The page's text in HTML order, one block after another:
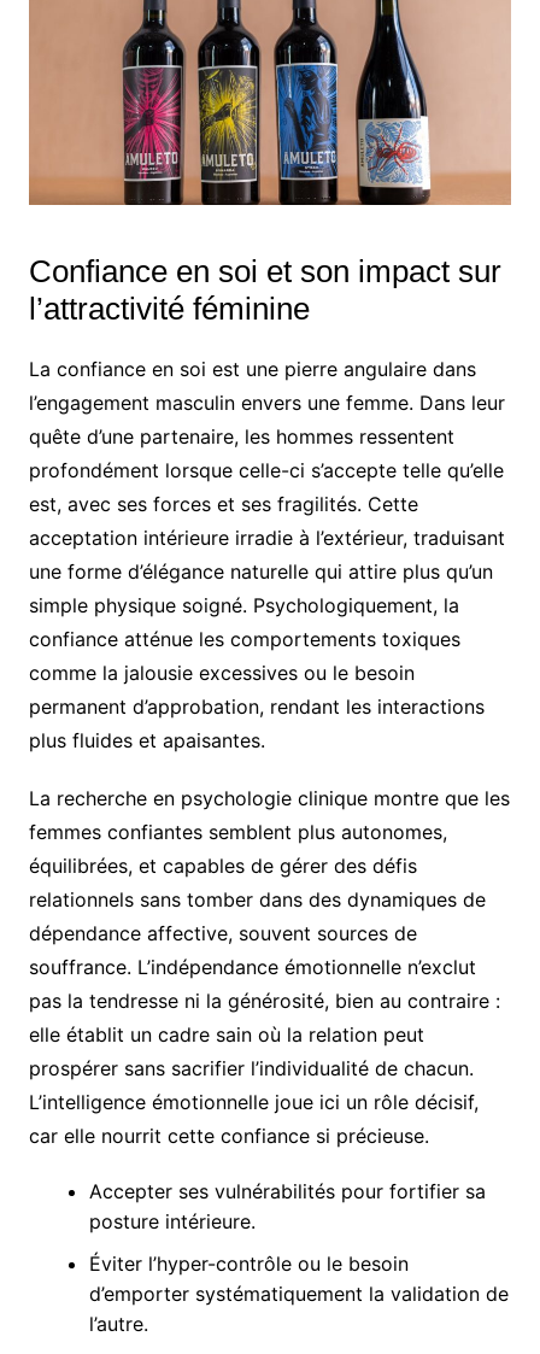
Confiance en soi et son impact sur
l’attractivité féminine
La confiance en soi est une pierre angulaire dans
l’engagement masculin envers une femme. Dans leur
quête d’une partenaire, les hommes ressentent
profondément lorsque celle-ci s’accepte telle qu’elle
est, avec ses forces et ses fragilités. Cette
acceptation intérieure irradie à l’extérieur, traduisant
une forme d’élégance naturelle qui attire plus qu’un
simple physique soigné. Psychologiquement, la
confiance atténue les comportements toxiques
comme la jalousie excessives ou le besoin
permanent d’approbation, rendant les interactions
plus fluides et apaisantes.
La recherche en psychologie clinique montre que les
femmes confiantes semblent plus autonomes,
équilibrées, et capables de gérer des défis
relationnels sans tomber dans des dynamiques de
dépendance affective, souvent sources de
souffrance. L’indépendance émotionnelle n’exclut
pas la tendresse ni la générosité, bien au contraire :
elle établit un cadre sain où la relation peut
prospérer sans sacrifier l’individualité de chacun.
L’intelligence émotionnelle joue ici un rôle décisif,
car elle nourrit cette confiance si précieuse.
Accepter ses vulnérabilités pour fortifier sa
posture intérieure.
Éviter l’hyper-contrôle ou le besoin
d’emporter systématiquement la validation de
l’autre.